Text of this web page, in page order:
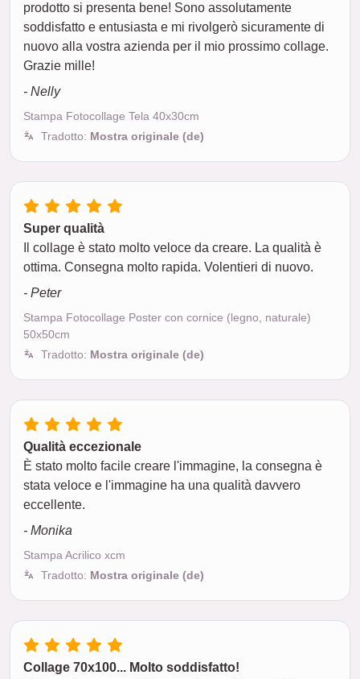
prodotto si presenta bene! Sono assolutamente
soddisfatto e entusiasta e mi rivolgerò sicuramente di
nuovo alla vostra azienda per il mio prossimo collage.
Grazie mille!
- Nelly
Stampa Fotocollage Tela 40x30cm
Tradotto: Mostra originale (de)
Super qualità
Il collage è stato molto veloce da creare. La qualità è
ottima. Consegna molto rapida. Volentieri di nuovo.
- Peter
Stampa Fotocollage Poster con cornice (legno, naturale)
50x50cm
Tradotto: Mostra originale (de)
Qualità eccezionale
È stato molto facile creare l'immagine, la consegna è
stata veloce e l'immagine ha una qualità davvero
eccellente.
- Monika
Stampa Acrilico xcm
Tradotto: Mostra originale (de)
Collage 70x100... Molto soddisfatto!